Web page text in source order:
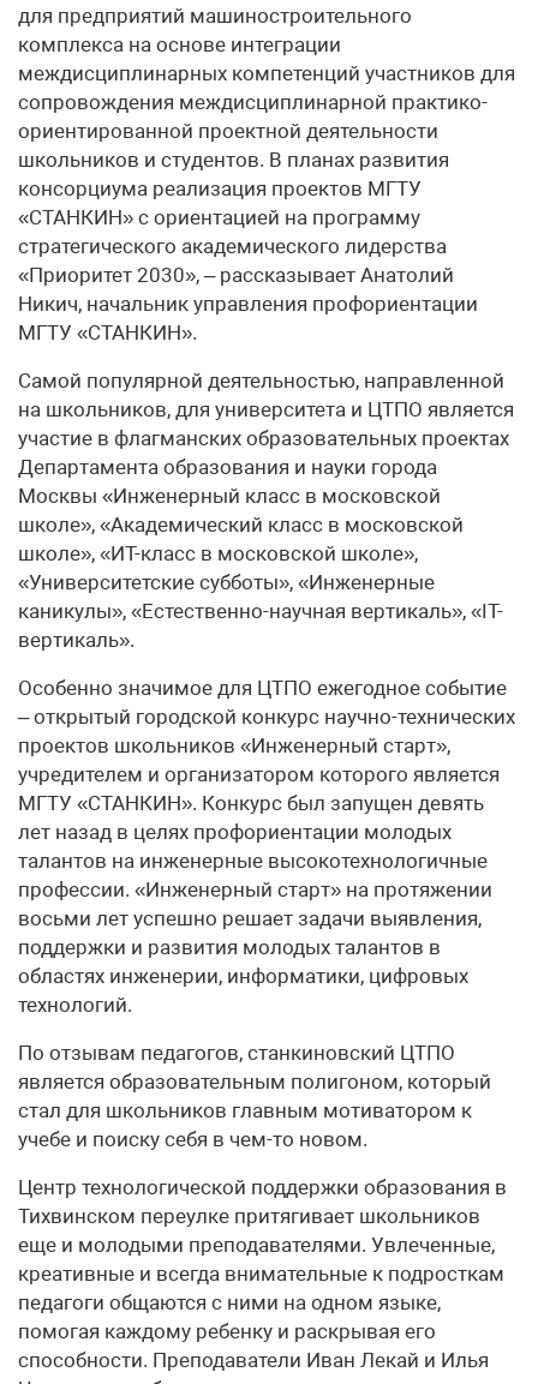
для предприятий машиностроительного
комплекса на основе интеграции
междисциплинарных компетенций участников для
сопровождения междисциплинарной практико-
ориентированной проектной деятельности
школьников и студентов. В планах развития
консорциума реализация проектов МГТУ
«СТАНКИН» с ориентацией на программу
стратегического академического лидерства
«Приоритет 2030», – рассказывает Анатолий
Никич, начальник управления профориентации
МГТУ «СТАНКИН».
Самой популярной деятельностью, направленной
на школьников, для университета и ЦТПО является
участие в флагманских образовательных проектах
Департамента образования и науки города
Москвы «Инженерный класс в московской
школе», «Академический класс в московской
школе», «ИТ-класс в московской школе»,
«Университетские субботы», «Инженерные
каникулы», «Естественно-научная вертикаль», «IT-
вертикаль».
Особенно значимое для ЦТПО ежегодное событие
– открытый городской конкурс научно-технических
проектов школьников «Инженерный старт»,
учредителем и организатором которого является
МГТУ «СТАНКИН». Конкурс был запущен девять
лет назад в целях профориентации молодых
талантов на инженерные высокотехнологичные
профессии. «Инженерный старт» на протяжении
восьми лет успешно решает задачи выявления,
поддержки и развития молодых талантов в
областях инженерии, информатики, цифровых
технологий.
По отзывам педагогов, станкиновский ЦТПО
является образовательным полигоном, который
стал для школьников главным мотиватором к
учебе и поиску себя в чем-то новом.
Центр технологической поддержки образования в
Тихвинском переулке притягивает школьников
еще и молодыми преподавателями. Увлеченные,
креативные и всегда внимательные к подросткам
педагоги общаются с ними на одном языке,
помогая каждому ребенку и раскрывая его
способности. Преподаватели Иван Лекай и Илья